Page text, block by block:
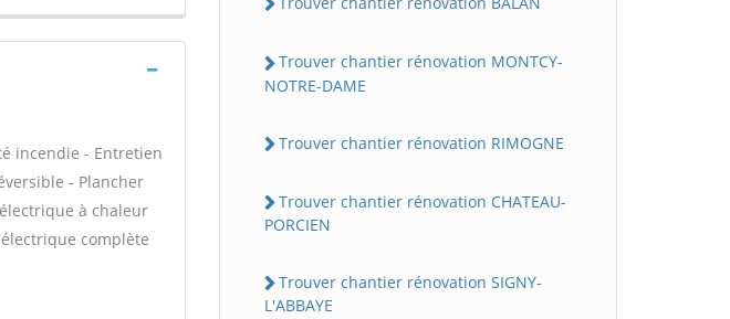
incendie - Entretien
- Plancher
à chaleur
complète
Trouver chantier rénovation MONTCY-
NOTRE-DAME
Trouver chantier rénovation RIMOGNE
Trouver chantier rénovation CHATEAU-
PORCIEN
Trouver chantier rénovation SIGNY-
L'ABBAYE